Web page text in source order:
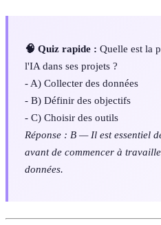
🧠 Quiz rapide : Quelle est la
l'IA dans ses projets ?
- A) Collecter des données
- B) Définir des objectifs
- C) Choisir des outils
Réponse : B — Il est essentiel
avant de commencer à
données.